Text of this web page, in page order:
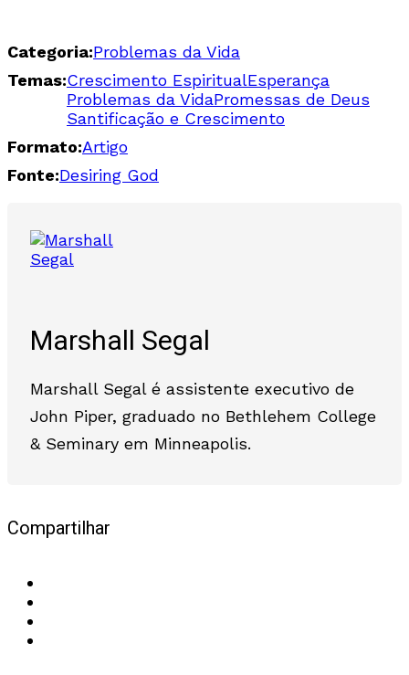
Categoria:Problemas da Vida
Temas:Crescimento EspiritualEsperança
Problemas da VidaPromessas de Deus
Santificação e Crescimento
Formato:Artigo
Fonte:Desiring God
Marshall Segal
Marshall Segal é assistente executivo de
John Piper, graduado no Bethlehem College
& Seminary em Minneapolis.
Compartilhar